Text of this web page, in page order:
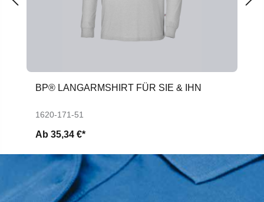
BP® LANGARMSHIRT FÜR SIE & IHN
1620-171-51
Ab 35,34 €*